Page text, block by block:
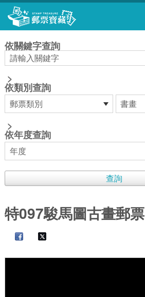
跳到主要內容區塊
依關鍵字查詢
>
依類別查詢
>
依年度查詢
特097駿馬圖古畫郵票